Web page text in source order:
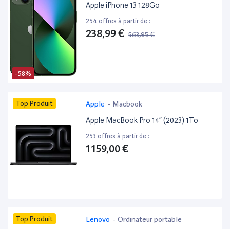
-58%
Apple iPhone 13 128Go
254 offres à partir de :
238,99 € 563,95 €
Top Produit Apple - Macbook
Apple MacBook Pro 14” (2023) 1To
253 offres à partir de :
1 159,00 €
Top Produit Lenovo - Ordinateur portable